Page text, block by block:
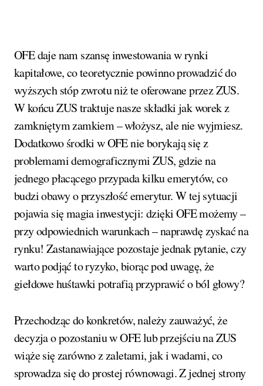
OFE daje nam szansę inwestowania w rynki
kapitałowe, co teoretycznie powinno prowadzić do
wyższych stóp zwrotu niż te oferowane przez ZUS.
W końcu ZUS traktuje nasze składki jak worek z
zamkniętym zamkiem – włożysz, ale nie wyjmiesz.
Dodatkowo środki w OFE nie borykają się z
problemami demograficznymi ZUS, gdzie na
jednego płacącego przypada kilku emerytów, co
budzi obawy o przyszłość emerytur. W tej sytuacji
pojawia się magia inwestycji: dzięki OFE możemy –
przy odpowiednich warunkach – naprawdę zyskać na
rynku! Zastanawiające pozostaje jednak pytanie, czy
warto podjąć to ryzyko, biorąc pod uwagę, że
giełdowe huśtawki potrafią przyprawić o ból głowy?
Przechodząc do konkretów, należy zauważyć, że
decyzja o pozostaniu w OFE lub przejściu na ZUS
wiąże się zarówno z zaletami, jak i wadami, co
sprowadza się do prostej równowagi. Z jednej strony